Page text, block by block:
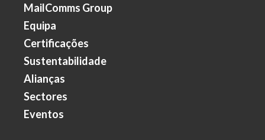
MailComms Group
Equipa
Certificações
Sustentabilidade
Alianças
Sectores
Eventos